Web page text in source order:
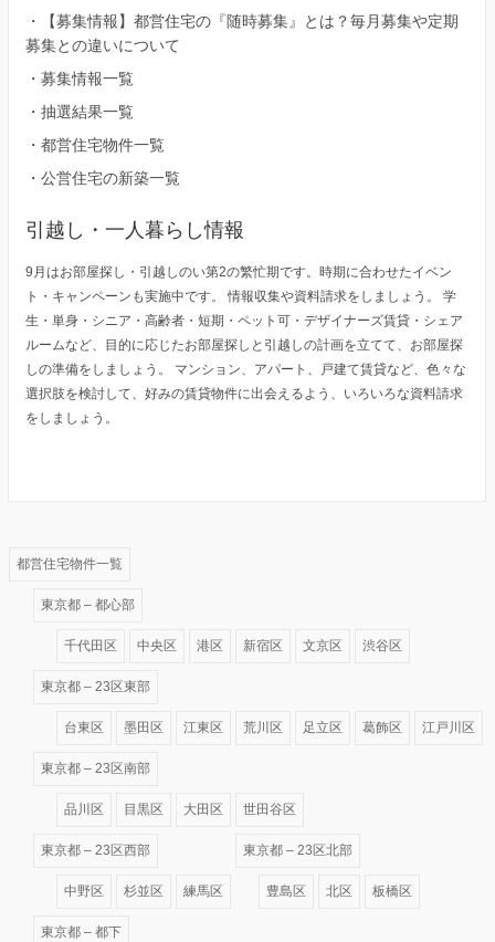
・
【募集情報】都営住宅の『随時募集』とは？毎月募集や定期
募集との違いについて
・ 募集情報一覧
・ 抽選結果一覧
・ 都営住宅物件一覧
・ 公営住宅の新築一覧
引越し・一人暮らし情報
9月はお部屋探し・引越しのい第2の繁忙期です。時期に合わせたイベン
ト・キャンペーンも実施中です。 情報収集や資料請求をしましょう。 学
生・単身・シニア・高齢者・短期・ペット可・デザイナーズ賃貸・シェア
ルームなど、目的に応じたお部屋探しと引越しの計画を立てて、お部屋探
しの準備をしましょう。 マンション、アパート、戸建て賃貸など、色々な
選択肢を検討して、好みの賃貸物件に出会えるよう、いろいろな資料請求
をしましょう。
都営住宅物件一覧
東京都 – 都心部
千代田区 中央区 港区 新宿区 文京区 渋谷区
東京都 – 23区東部
台東区 墨田区 江東区 荒川区 足立区 葛飾区 江戸川区
東京都 – 23区南部
品川区 目黒区 大田区 世田谷区
東京都 – 23区西部
中野区 杉並区 練馬区
東京都 – 23区北部
豊島区 北区 板橋区
東京都 – 都下